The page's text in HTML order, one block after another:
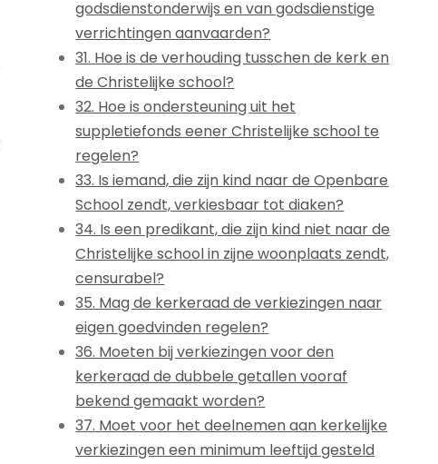
godsdienstonderwijs en van godsdienstige
verrichtingen aanvaarden?
31. Hoe is de verhouding tusschen de kerk en
de Christelijke school?
32. Hoe is ondersteuning uit het
suppletiefonds eener Christelijke school te
regelen?
33. Is iemand, die zijn kind naar de Openbare
School zendt, verkiesbaar tot diaken?
34. Is een predikant, die zijn kind niet naar de
Christelijke school in zijne woonplaats zendt,
censurabel?
35. Mag de kerkeraad de verkiezingen naar
eigen goedvinden regelen?
36. Moeten bij verkiezingen voor den
kerkeraad de dubbele getallen vooraf
bekend gemaakt worden?
37. Moet voor het deelnemen aan kerkelijke
verkiezingen een minimum leeftijd gesteld